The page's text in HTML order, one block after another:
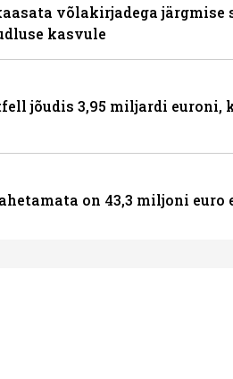
võlakirjadega järgmise
kasvule
jõudis 3,95 miljardi euroni,
on 43,3 miljoni euro